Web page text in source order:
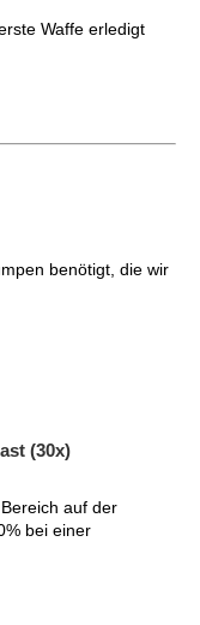
Waffe erledigt
benötigt, die wir
(30x)
auf der
bei einer